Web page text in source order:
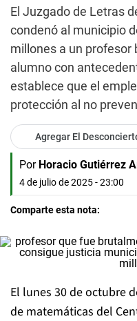
El Juzgado de Letras
condenó al municipio
millones a un profesor
alumno con
establece que el
protección al no
Agregar El
Por Horacio Gutiérrez
4 de julio de 2025 - 23:00
Comparte esta nota:
El lunes 30 de octubre
de matemáticas del